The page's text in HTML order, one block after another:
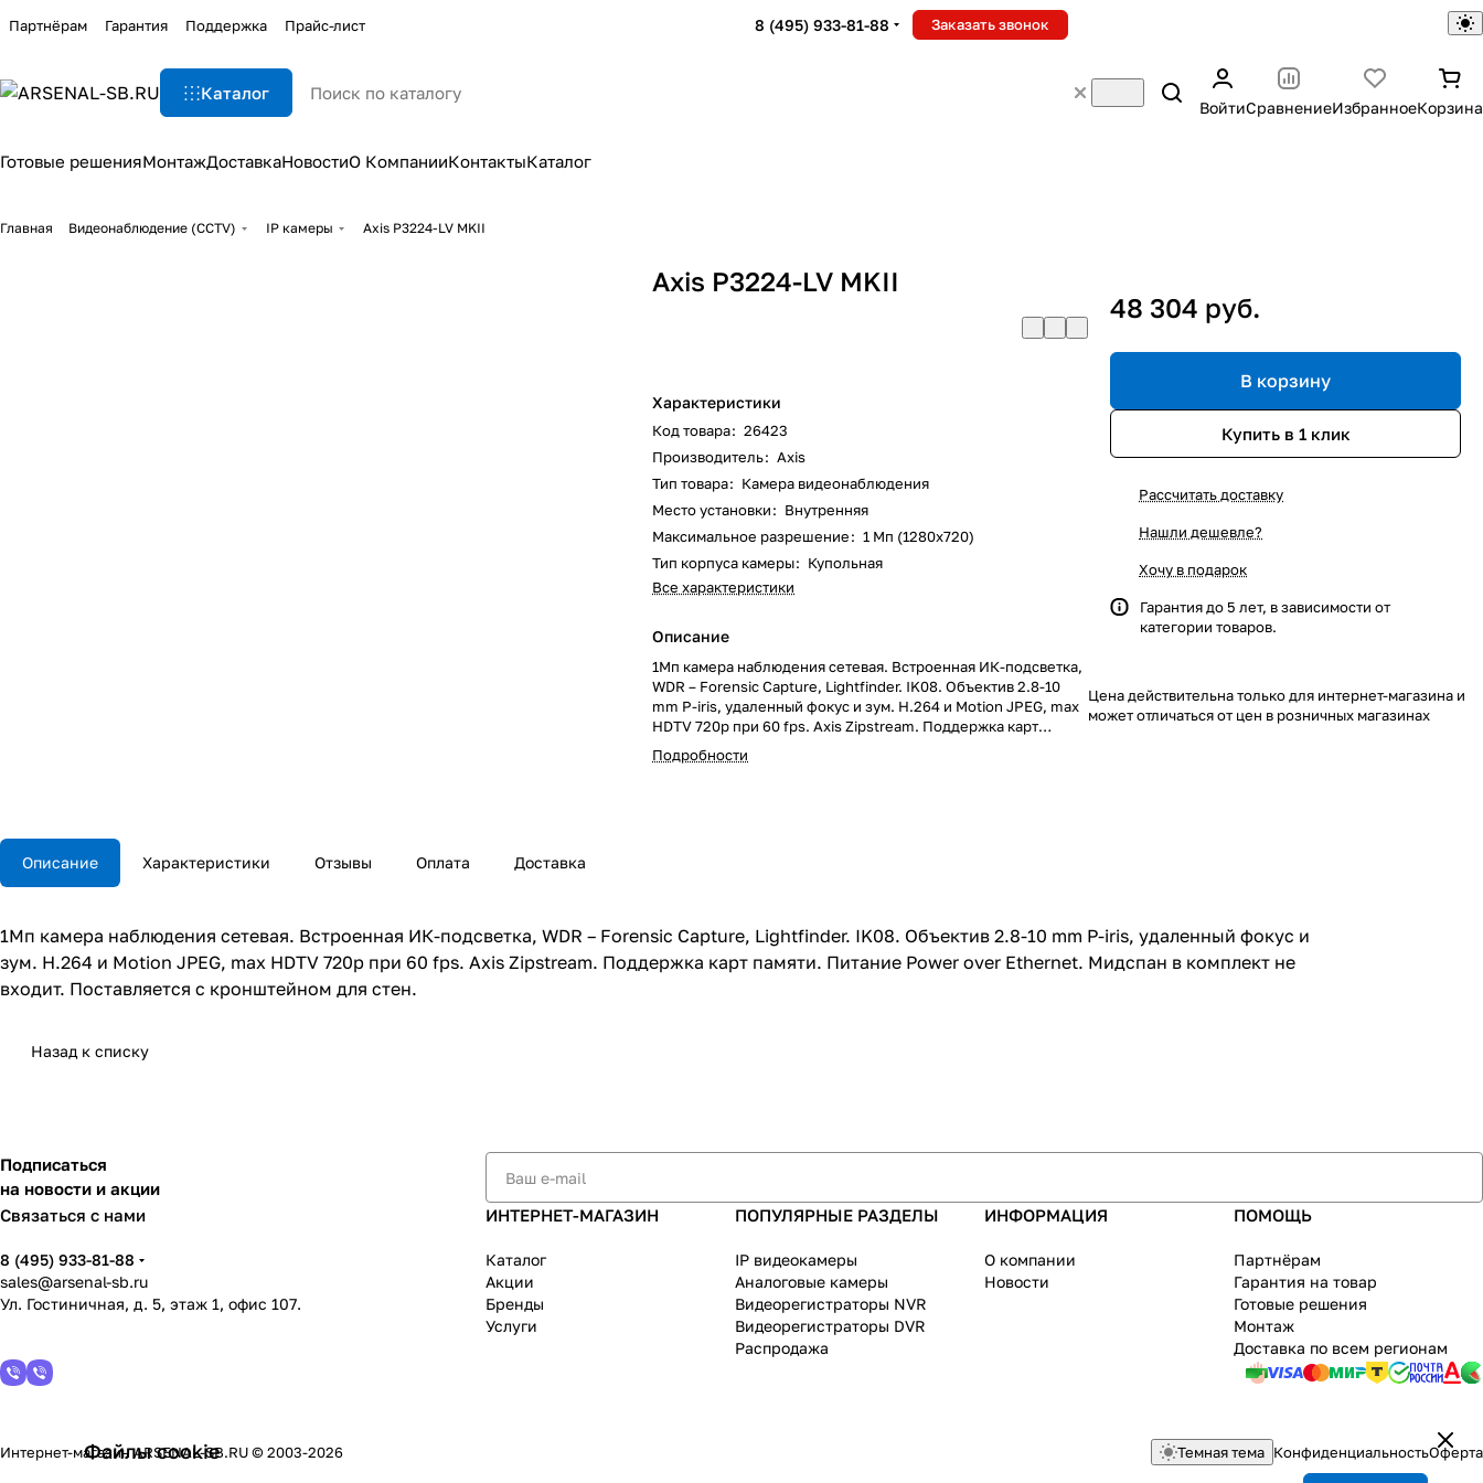
Партнёрам Гарантия Поддержка Прайс-лист 8 (495) 933-81-88 Заказать звонок
Каталог
ВойтиСравнениеИзбранноеКорзина
Готовые решенияМонтажДоставкаНовостиО КомпанииКонтактыКаталог
Главная Видеонаблюдение (CCTV) IP камеры Axis P3224-LV MKII
Axis P3224-LV MKII
Характеристики
Код товара: 26423
Производитель: Axis
Тип товара: Камера видеонаблюдения
Место установки: Внутренняя
Максимальное разрешение: 1 Мп (1280x720)
Тип корпуса камеры: Купольная
Все характеристики
Описание
1Мп камера наблюдения сетевая. Встроенная ИК-подсветка,
WDR – Forensic Capture, Lightfinder. IK08. Объектив 2.8-10
mm P-iris, удаленный фокус и зум. H.264 и Motion JPEG, max
HDTV 720p при 60 fps. Axis Zipstream. Поддержка карт
памяти. Питание Power over Ethernet. Мидспан в комплект
не входит. Поставляется с кронштейном для стен.
Подробности
48 304 руб.
В корзину
Купить в 1 клик
Рассчитать доставку
Нашли дешевле?
Хочу в подарок
Гарантия до 5 лет, в зависимости от
категории товаров.
Цена действительна только для интернет-магазина и
может отличаться от цен в розничных магазинах
Описание Характеристики Отзывы Оплата Доставка
1Мп камера наблюдения сетевая. Встроенная ИК-подсветка, WDR – Forensic Capture, Lightfinder. IK08. Объектив 2.8-10 mm P-iris, удаленный фокус и
зум. H.264 и Motion JPEG, max HDTV 720p при 60 fps. Axis Zipstream. Поддержка карт памяти. Питание Power over Ethernet. Мидспан в комплект не
входит. Поставляется с кронштейном для стен.
Назад к списку
Подписаться
на новости и акции
Связаться с нами
8 (495) 933-81-88
sales@arsenal-sb.ru
Ул. Гостиничная, д. 5, этаж 1, офис 107.
ИНТЕРНЕТ-МАГАЗИН
Каталог
Акции
Бренды
Услуги
ПОПУЛЯРНЫЕ РАЗДЕЛЫ
IP видеокамеры
Аналоговые камеры
Видеорегистраторы NVR
Видеорегистраторы DVR
Распродажа
ИНФОРМАЦИЯ
О компании
Новости
ПОМОЩЬ
Партнёрам
Гарантия на товар
Готовые решения
Монтаж
Доставка по всем регионам
Интернет-магазин ARSENAL-SB.RU © 2003-2026 Темная тема КонфиденциальностьОферта
Файлы cookie